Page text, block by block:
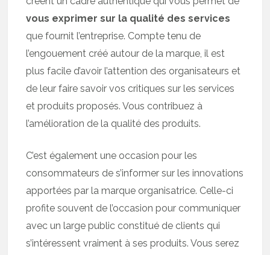
vous exprimer sur la qualité des services
que fournit l’entreprise. Compte tenu de
l’engouement créé autour de la marque, il est
plus facile d’avoir l’attention des organisateurs et
de leur faire savoir vos critiques sur les services
et produits proposés. Vous contribuez à
l’amélioration de la qualité des produits.
C’est également une occasion pour les
consommateurs de s’informer sur les innovations
apportées par la marque organisatrice. Celle-ci
profite souvent de l’occasion pour communiquer
avec un large public constitué de clients qui
s’intéressent vraiment à ses produits. Vous serez